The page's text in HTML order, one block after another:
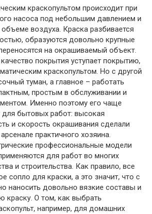
краскопультом происходит при
насоса под небольшим давлением и
воздуха. Краска разбивается
образуются довольно крупные
на окрашиваемый объект.
покрытия уступает покрытию,
краскопультом. Но с другой
туман, а главное – работать
простым в обслуживании и
Именно поэтому его чаще
для бытовых работ: высокая
и скорость окрашивания сделали
практичного хозяина.
профессиональные модели
для работ во многих
и строительства. Как правило, все
сопло для краски, а это значит, что с
наносить довольно вязкие составы и
краску. О том, как выбрать
например, для домашних